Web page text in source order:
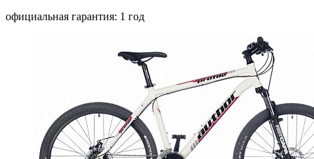
официальная гарантия: 1 год